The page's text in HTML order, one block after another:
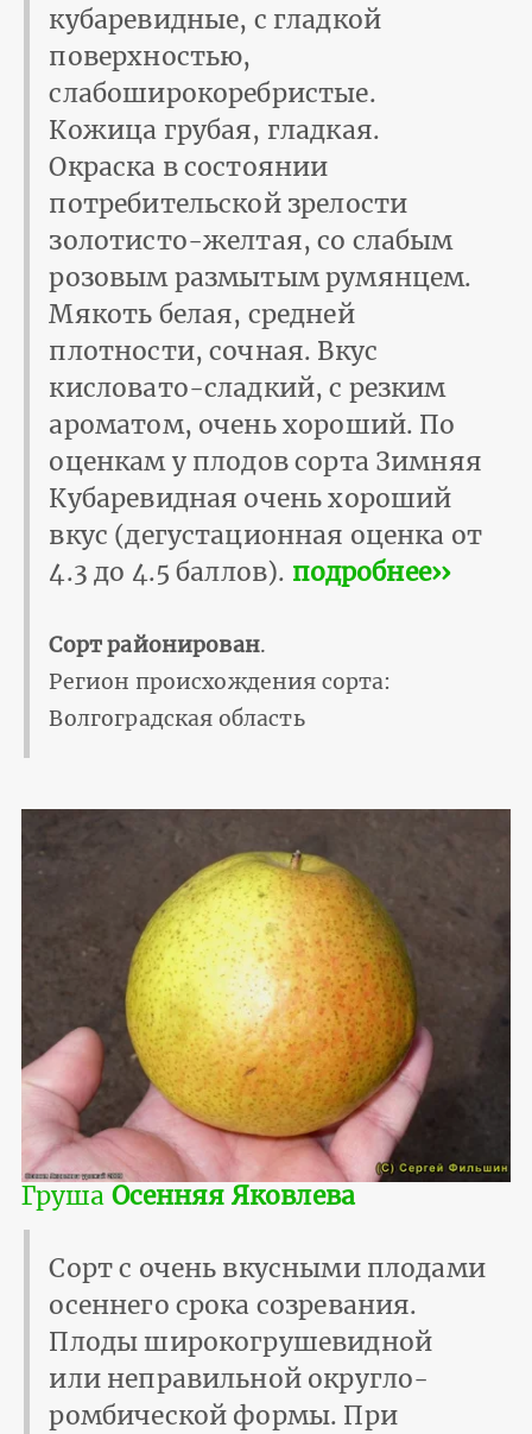
кубаревидные, с гладкой
поверхностью,
слабоширокоребристые.
Кожица грубая, гладкая.
Окраска в состоянии
потребительской зрелости
золотисто-желтая, со слабым
розовым размытым румянцем.
Мякоть белая, средней
плотности, сочная. Вкус
кисловато-сладкий, с резким
ароматом, очень хороший. По
оценкам у плодов сорта Зимняя
Кубаревидная очень хороший
вкус (дегустационная оценка от
4.3 до 4.5 баллов). подробнее››
Сорт районирован.
Регион происхождения сорта:
Волгоградская область
Груша Осенняя Яковлева
Сорт с очень вкусными плодами
осеннего срока созревания.
Плоды широкогрушевидной
или неправильной округло-
ромбической формы. При